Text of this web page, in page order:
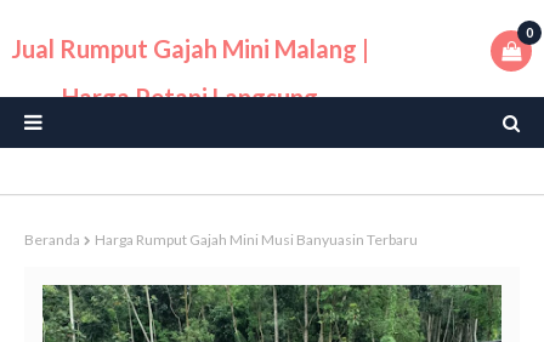
Jual Rumput Gajah Mini Malang |
Harga Petani Langsung
0
Beranda Harga Rumput Gajah Mini Musi Banyuasin Terbaru